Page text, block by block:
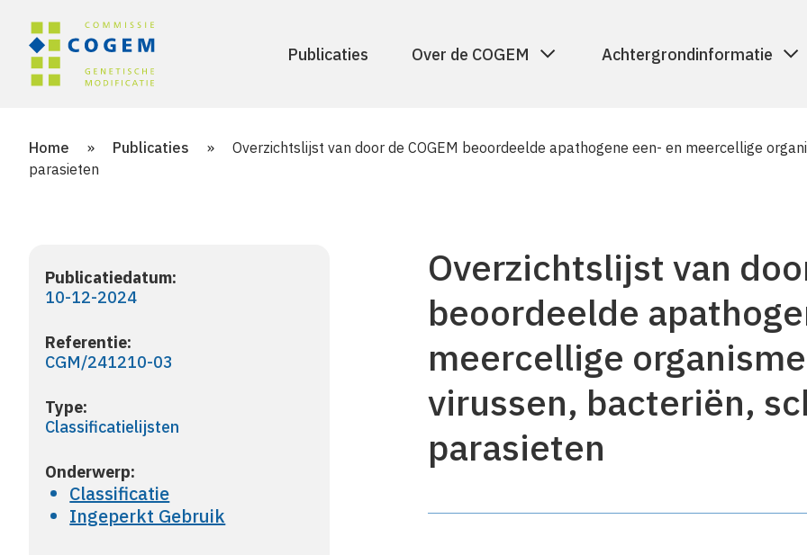
Publicaties Over de COGEM Achtergrondinformatie
Home » Publicaties »
Overzichtslijst van door de COGEM beoordeelde apathogene een- en meercellige
parasieten
Publicatiedatum:
10-12-2024
Referentie:
CGM/241210-03
Type:
Classificatielijsten
Onderwerp:
Classificatie
Ingeperkt Gebruik
Overzichtslijst van
beoordeelde
meercellige
virussen, bacteriën,
parasieten